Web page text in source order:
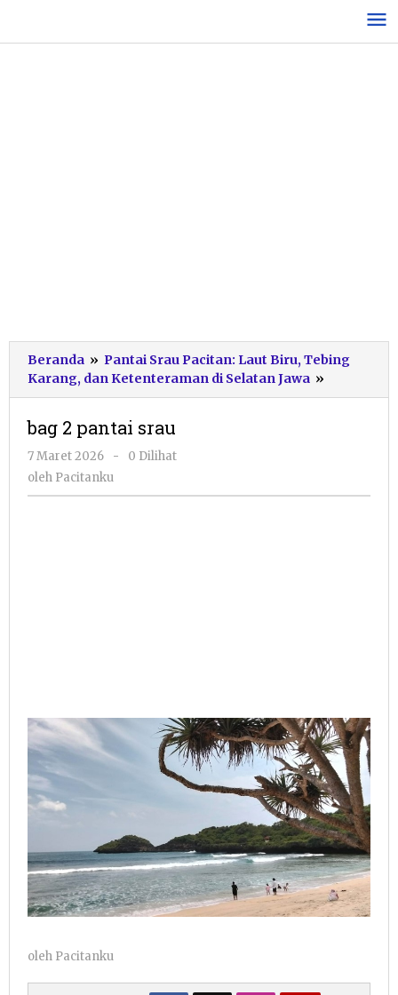
konten
Beranda » Pantai Srau Pacitan: Laut Biru, Tebing
Karang, dan Ketenteraman di Selatan Jawa »
2
bag 2 pantai srau
7 Maret 2026
oleh
Pacitanku
-
0 Dilihat
oleh Pacitanku
oleh Pacitanku